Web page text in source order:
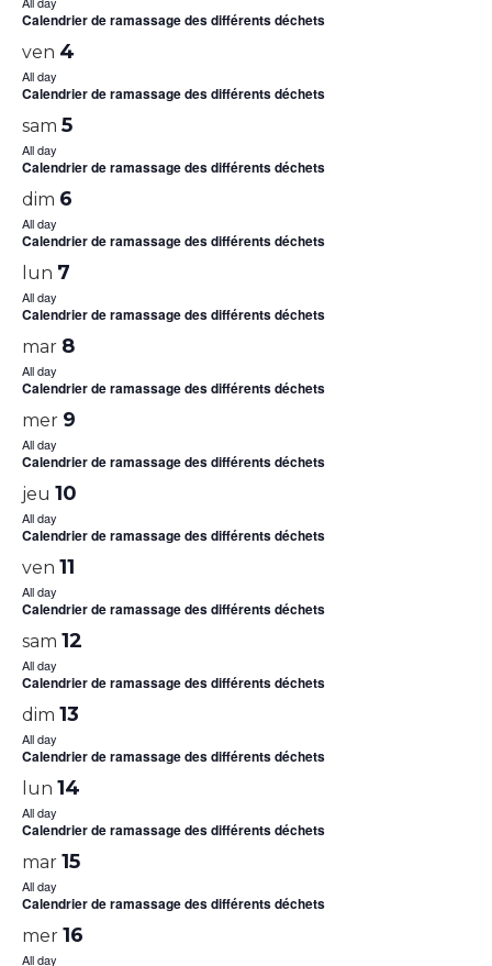
Calendrier de ramassage des différents déchets
ven 4
All day
Calendrier de ramassage des différents déchets
sam 5
All day
Calendrier de ramassage des différents déchets
dim 6
All day
Calendrier de ramassage des différents déchets
lun 7
All day
Calendrier de ramassage des différents déchets
mar 8
All day
Calendrier de ramassage des différents déchets
mer 9
All day
Calendrier de ramassage des différents déchets
jeu 10
All day
Calendrier de ramassage des différents déchets
ven 11
All day
Calendrier de ramassage des différents déchets
sam 12
All day
Calendrier de ramassage des différents déchets
dim 13
All day
Calendrier de ramassage des différents déchets
lun 14
All day
Calendrier de ramassage des différents déchets
mar 15
All day
Calendrier de ramassage des différents déchets
mer 16
All day